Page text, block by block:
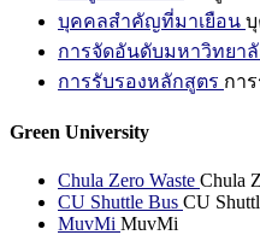
บุคคลสำคัญที่มาเยือน
การจัดอันดับมหาวิทยาลั
การรับรองหลักสูตร กา
Green University
Chula Zero Waste Chula
CU Shuttle Bus CU
MuvMi MuvMi